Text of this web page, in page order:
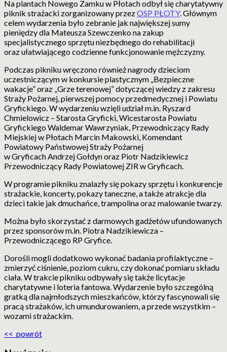
Na plantach Nowego Zamku w Płotach odbył się charytatywny
piknik strażacki zorganizowany przezOSP PŁOTY. Głównym
celem wydarzenia było zebranie jak największej sumy
pieniędzy dla Mateusza Szewczenko na zakup
specjalistycznego sprzętu niezbędnego do rehabilitacji
oraz ułatwiającego codzienne funkcjonowanie mężczyzny.
Podczas pikniku wręczono również nagrody dzieciom
uczestniczącym w konkursie plastycznym „Bezpieczne
wakacje” oraz „Grze terenowej” dotyczącej wiedzy z zakresu
Straży Pożarnej, pierwszej pomocy przedmedycznej i Powiatu
Gryfickiego. W wydarzeniu wzięli udział m.in. Ryszard
Chmielowicz – Starosta Gryficki, Wicestarosta Powiatu
Gryfickiego Waldemar Wawrzyniak, Przewodniczący Rady
Miejskiej w Płotach Marcin Makowski, Komendant
Powiatowy Państwowej Straży Pożarnej
w Gryficach Andrzej Gołdyn oraz Piotr Nadzikiewicz
Przewodniczący Rady Powiatowej ZIR w Gryficach.
W programie pikniku znalazły się pokazy sprzętu i konkurencje
strażackie, koncerty, pokazy taneczne, a także atrakcje dla
dzieci takie jak dmuchańce, trampolina oraz malowanie twarzy.
Można było skorzystać z darmowych gadżetów ufundowanych
przez sponsorów m.in. Piotra Nadzikiewicza –
Przewodniczącego RP Gryfice.
Dorośli mogli dodatkowo wykonać badania profilaktyczne –
zmierzyć ciśnienie, poziom cukru, czy dokonać pomiaru składu
ciała. W trakcie pikniku odbywały się także licytacje
charytatywne i loteria fantowa. Wydarzenie było szczególną
gratką dla najmłodszych mieszkańców, którzy fascynowali się
pracą strażaków, ich umundurowaniem, a przede wszystkim –
wozami strażackim.
<< powrót